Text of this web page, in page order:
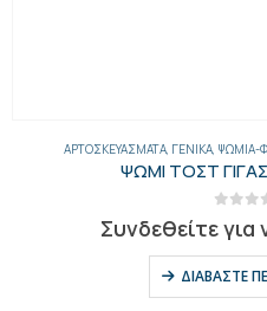
ΑΡΤΟΣΚΕΥΆΣΜΑΤΑ ΓΕΝΙΚΑ ΨΩΜΙΆ-
ΨΩΜΙ ΤΟΣΤ
Συνδεθείτε για
ΔΙΑΒΆΣΤΕ